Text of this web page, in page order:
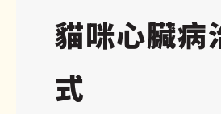
貓咪心臟病
式